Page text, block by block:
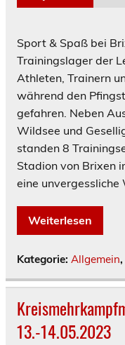
Sport & Spaß bei
Trainingslager der
Athleten, Trainern
während den
gefahren. Neben
Wildsee und
standen 8
Stadion von Brixen
eine unvergessliche
Weiterlesen
Kategorie: Allgemein,
13.-14.05.2023